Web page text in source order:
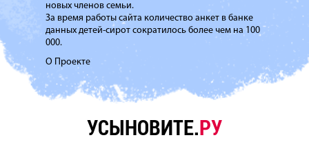
новых членов семьи.
За время работы сайта количество анкет в банке
данных детей-сирот сократилось более чем на 100
000.
О Проекте
УСЫНОВИТЕ.РУ